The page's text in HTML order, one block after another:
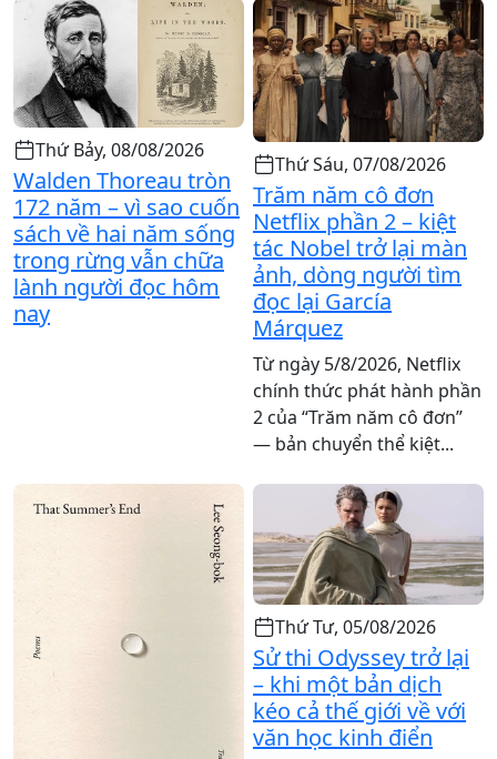
Thứ Bảy, 08/08/2026
Walden Thoreau tròn
172 năm – vì sao cuốn
sách về hai năm sống
trong rừng vẫn chữa
lành người đọc hôm
nay
Thứ Sáu, 07/08/2026
Trăm năm cô đơn
Netflix phần 2 – kiệt
tác Nobel trở lại màn
ảnh, dòng người tìm
đọc lại García
Márquez
Từ ngày 5/8/2026, Netflix
chính thức phát hành phần
2 của “Trăm năm cô đơn”
— bản chuyển thể kiệt...
Thứ Tư, 05/08/2026
Sử thi Odyssey trở lại
– khi một bản dịch
kéo cả thế giới về với
văn học kinh điển